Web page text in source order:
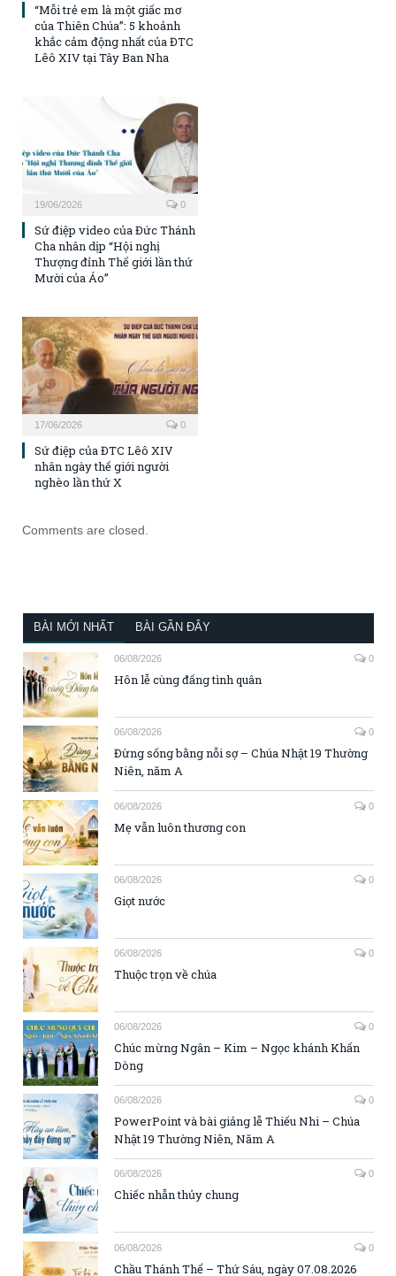
“Mỗi trẻ em là một giấc mơ
của Thiên Chúa”: 5 khoảnh
khắc cảm động nhất của ĐTC
Lêô XIV tại Tây Ban Nha
19/06/2026 0
Sứ điệp video của Đức Thánh
Cha nhân dịp “Hội nghị
Thượng đỉnh Thế giới lần thứ
Mười của Áo”
17/06/2026 0
Sứ điệp của ĐTC Lêô XIV
nhân ngày thế giới người
nghèo lần thứ X
Comments are closed.
BÀI MỚI NHẤT BÀI GẦN ĐÂY
06/08/2026 0
Hôn lễ cùng đấng tình quân
06/08/2026 0
Đừng sống bằng nỗi sợ – Chúa Nhật 19 Thường
Niên, năm A
06/08/2026 0
Mẹ vẫn luôn thương con
06/08/2026 0
Giọt nước
06/08/2026 0
Thuộc trọn về chúa
06/08/2026 0
Chúc mừng Ngân – Kim – Ngọc khánh Khấn
Dòng
06/08/2026 0
PowerPoint và bài giảng lễ Thiếu Nhi – Chúa
Nhật 19 Thường Niên, Năm A
06/08/2026 0
Chiếc nhẫn thủy chung
06/08/2026 0
Chầu Thánh Thể – Thứ Sáu, ngày 07.08.2026